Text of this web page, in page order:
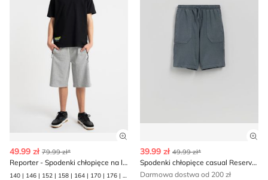
Zobacz szczegóły produktu
49.99 zł 79.99 zł*
Reporter - Spodenki chłopięce na lato
140 | 146 | 152 | 158 | 164 | 170 | 176 | 182 | 188
39.99 zł 49.99 zł*
Spodenki chłopięce casual Reserved
Darmowa dostwa od 200 zł